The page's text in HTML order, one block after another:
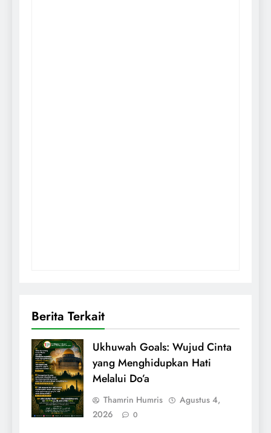
Berita Terkait
Ukhuwah Goals: Wujud Cinta
yang Menghidupkan Hati
Melalui Do’a
Thamrin Humris
Agustus 4,
2026
0